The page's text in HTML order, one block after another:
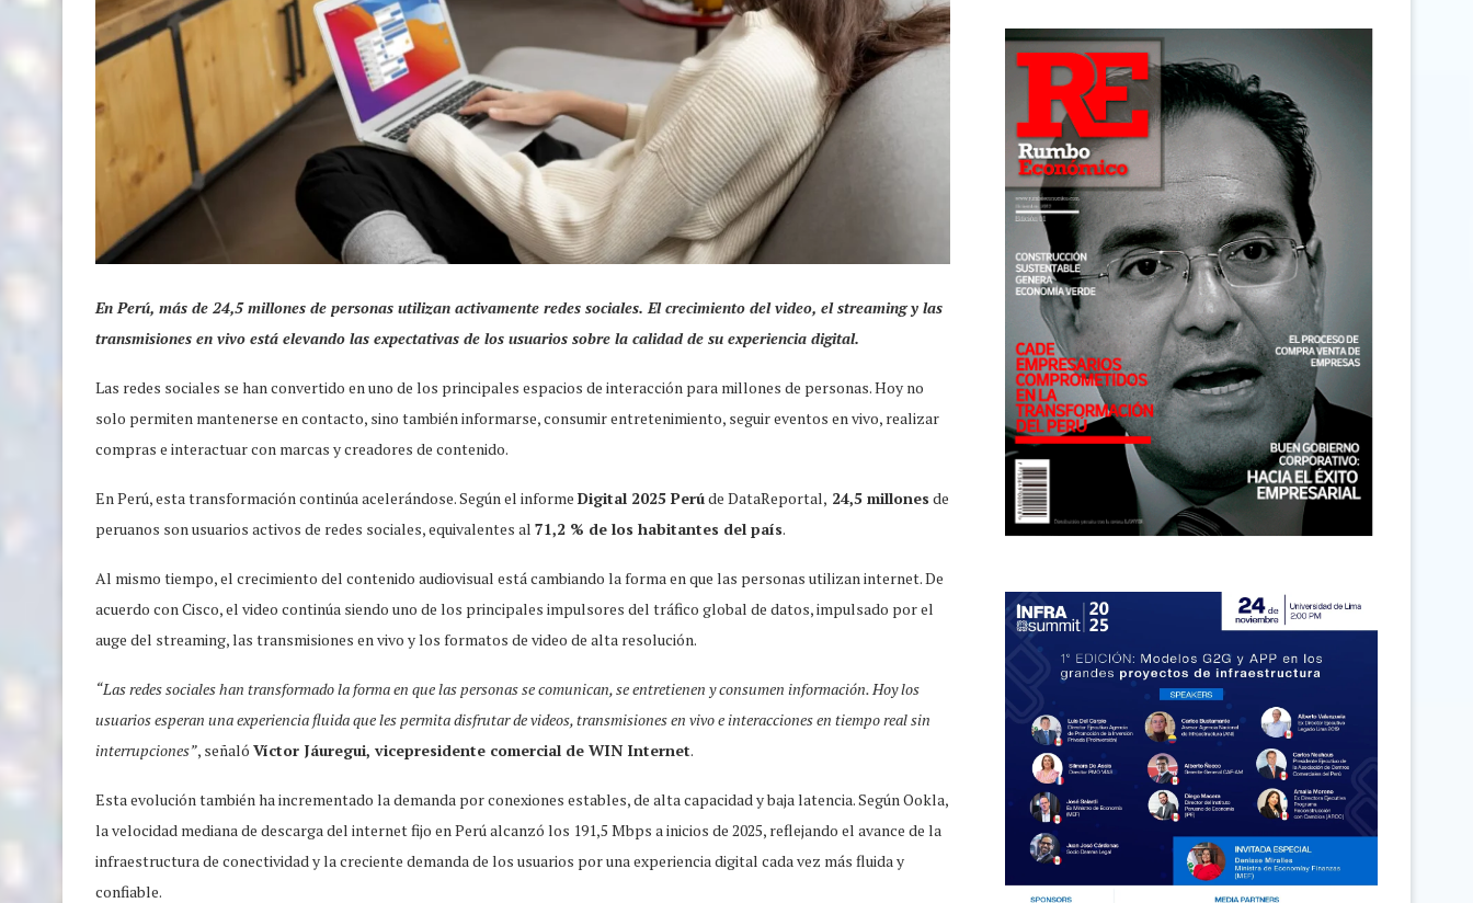
En Perú, más de 24,5 millones de personas utilizan activamente redes sociales. El crecimiento del video, el streaming y las
transmisiones en vivo está elevando las expectativas de los usuarios sobre la calidad de su experiencia digital.
Las redes sociales se han convertido en uno de los principales espacios de interacción para millones de personas. Hoy no
solo permiten mantenerse en contacto, sino también informarse, consumir entretenimiento, seguir eventos en vivo, realizar
compras e interactuar con marcas y creadores de contenido.
En Perú, esta transformación continúa acelerándose. Según el informe Digital 2025 Perúde DataReportal, 24,5 millones de
peruanos son usuarios activos de redes sociales, equivalentes al 71,2 % de los habitantes del país.
Al mismo tiempo, el crecimiento del contenido audiovisual está cambiando la forma en que las personas utilizan internet. De
acuerdo con Cisco, el video continúa siendo uno de los principales impulsores del tráfico global de datos, impulsado por el
auge del streaming, las transmisiones en vivo y los formatos de video de alta resolución.
“Las redes sociales han transformado la forma en que las personas se comunican, se entretienen y consumen información. Hoy los
usuarios esperan una experiencia fluida que les permita disfrutar de videos, transmisiones en vivo e interacciones en tiempo real sin
interrupciones”, señaló Víctor Jáuregui, vicepresidente comercial de WIN Internet.
Esta evolución también ha incrementado la demanda por conexiones estables, de alta capacidad y baja latencia. Según Ookla,
la velocidad mediana de descarga del internet fijo en Perú alcanzó los 191,5 Mbps a inicios de 2025, reflejando el avance de la
infraestructura de conectividad y la creciente demanda de los usuarios por una experiencia digital cada vez más fluida y
confiable.